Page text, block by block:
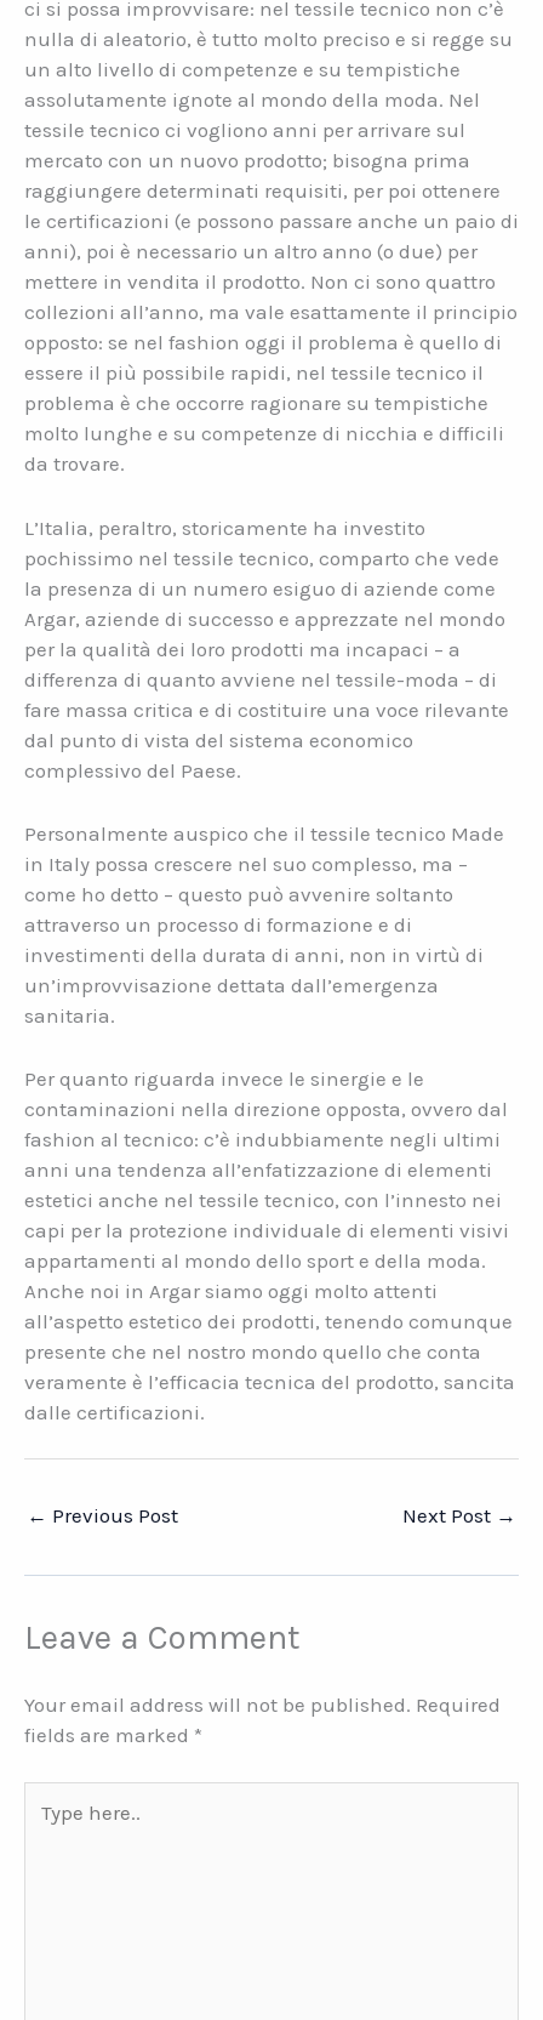
ci si possa improvvisare: nel tessile tecnico non c’è
nulla di aleatorio, è tutto molto preciso e si regge su
un alto livello di competenze e su tempistiche
assolutamente ignote al mondo della moda. Nel
tessile tecnico ci vogliono anni per arrivare sul
mercato con un nuovo prodotto; bisogna prima
raggiungere determinati requisiti, per poi ottenere
le certificazioni (e possono passare anche un paio di
anni), poi è necessario un altro anno (o due) per
mettere in vendita il prodotto. Non ci sono quattro
collezioni all’anno, ma vale esattamente il principio
opposto: se nel fashion oggi il problema è quello di
essere il più possibile rapidi, nel tessile tecnico il
problema è che occorre ragionare su tempistiche
molto lunghe e su competenze di nicchia e difficili
da trovare.
L’Italia, peraltro, storicamente ha investito
pochissimo nel tessile tecnico, comparto che vede
la presenza di un numero esiguo di aziende come
Argar, aziende di successo e apprezzate nel mondo
per la qualità dei loro prodotti ma incapaci – a
differenza di quanto avviene nel tessile-moda – di
fare massa critica e di costituire una voce rilevante
dal punto di vista del sistema economico
complessivo del Paese.
Personalmente auspico che il tessile tecnico Made
in Italy possa crescere nel suo complesso, ma –
come ho detto – questo può avvenire soltanto
attraverso un processo di formazione e di
investimenti della durata di anni, non in virtù di
un’improvvisazione dettata dall’emergenza
sanitaria.
Per quanto riguarda invece le sinergie e le
contaminazioni nella direzione opposta, ovvero dal
fashion al tecnico: c’è indubbiamente negli ultimi
anni una tendenza all’enfatizzazione di elementi
estetici anche nel tessile tecnico, con l’innesto nei
capi per la protezione individuale di elementi visivi
appartamenti al mondo dello sport e della moda.
Anche noi in Argar siamo oggi molto attenti
all’aspetto estetico dei prodotti, tenendo comunque
presente che nel nostro mondo quello che conta
veramente è l’efficacia tecnica del prodotto, sancita
dalle certificazioni.
← Previous Post Next Post →
Leave a Comment
Your email address will not be published. Required
fields are marked *
here..